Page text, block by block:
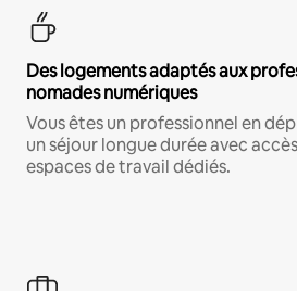
Des logements adaptés aux
nomades numériques
Vous êtes un professionnel en
un séjour longue durée avec
espaces de travail dédiés.